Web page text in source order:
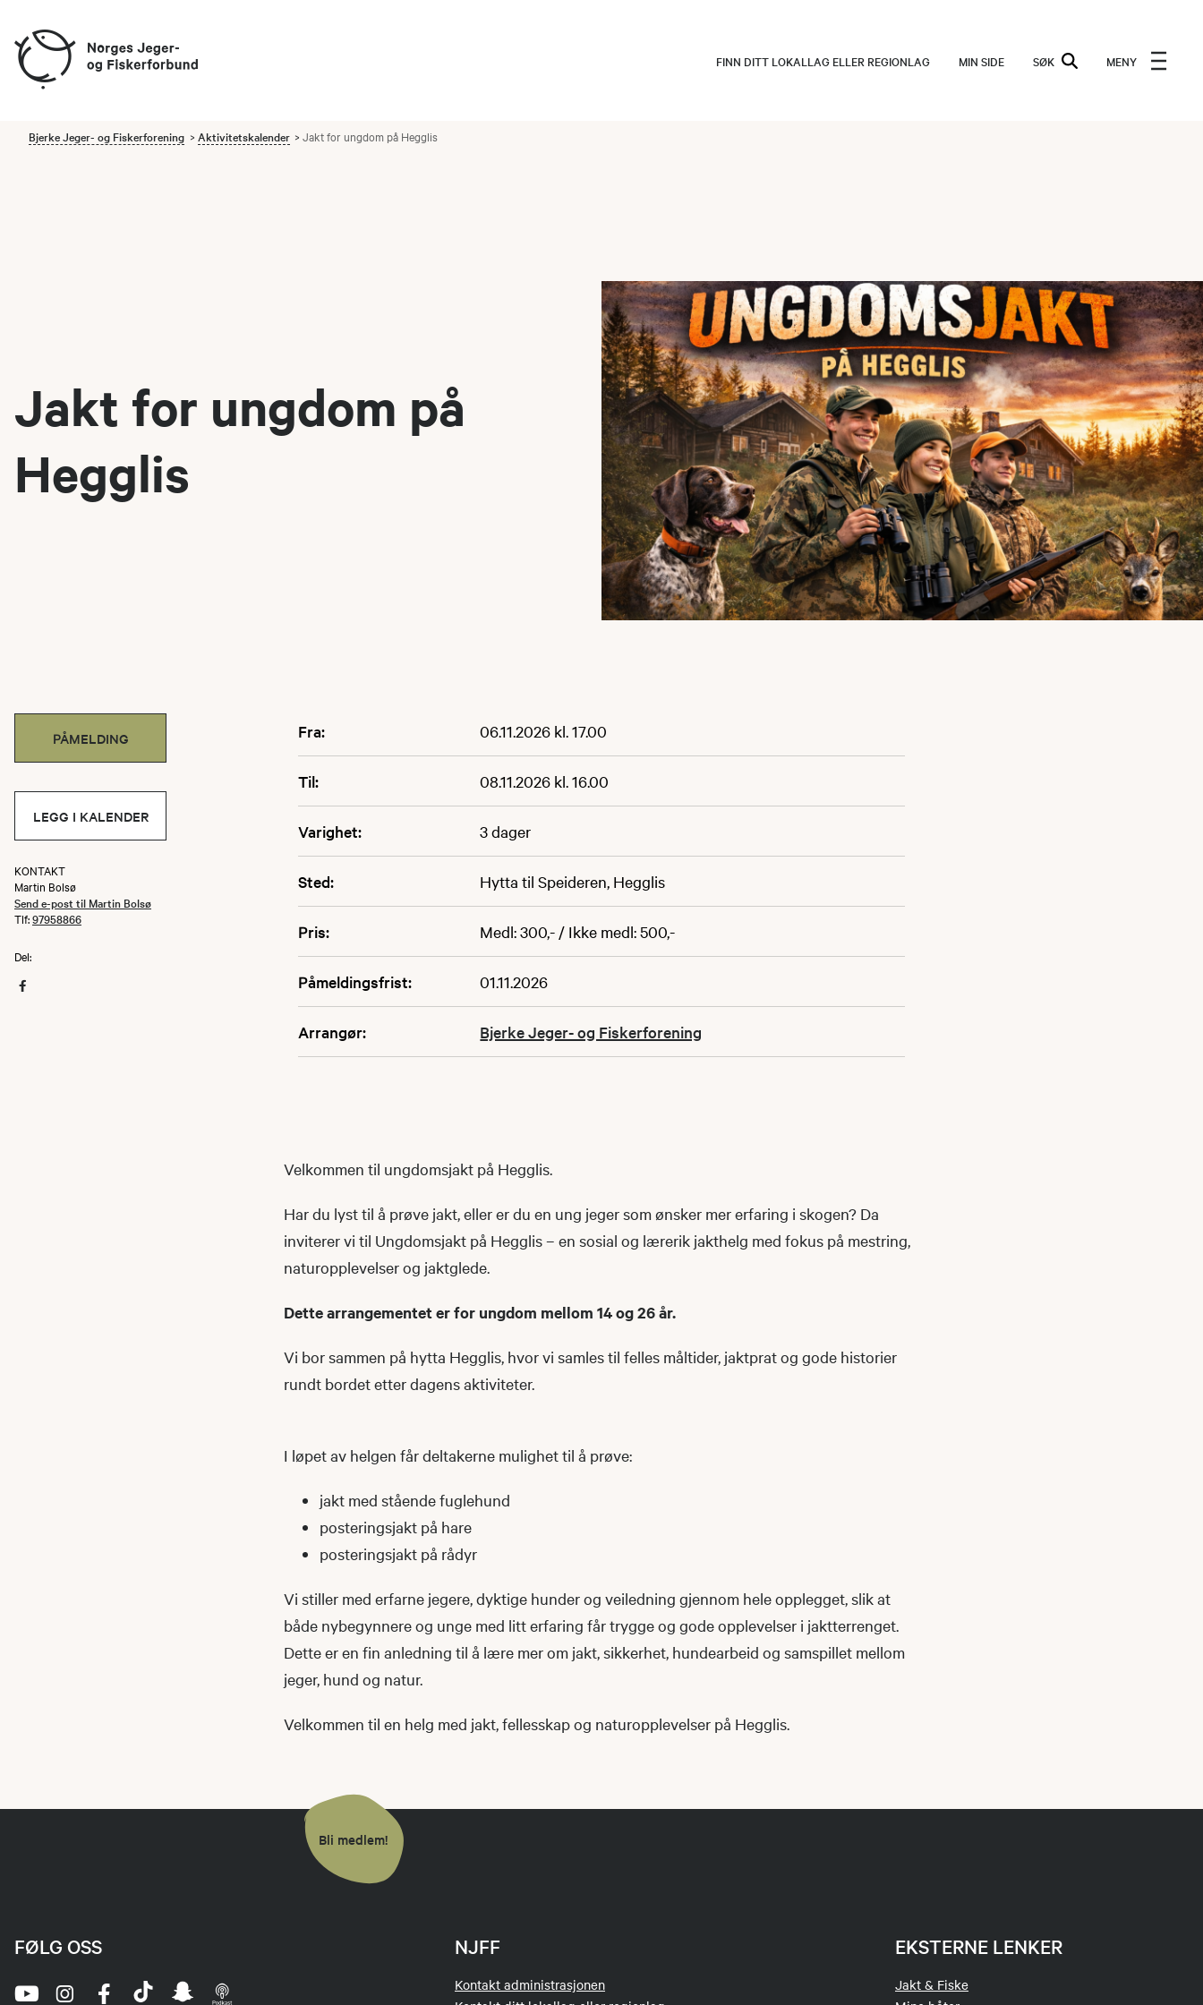
FINN DITT LOKALLAG ELLER REGIONLAG MIN SIDE SØK MENY
Bjerke Jeger- og Fiskerforening Aktivitetskalender Jakt for ungdom på Hegglis
Jakt for ungdom på
Hegglis
Fra: 06.11.2026 kl. 17.00
Til: 08.11.2026 kl. 16.00
Varighet: 3 dager
Sted: Hytta til Speideren, Hegglis
Pris: Medl: 300,- / Ikke medl: 500,-
Påmeldingsfrist: 01.11.2026
Arrangør: Bjerke Jeger- og Fiskerforening
PÅMELDING
LEGG I KALENDER
KONTAKT
Martin Bolsø
Send e-post til Martin Bolsø
Tlf:97958866
Del:
Velkommen til ungdomsjakt på Hegglis.
Har du lyst til å prøve jakt, eller er du en ung jeger som ønsker mer erfaring i skogen? Da
inviterer vi til Ungdomsjakt på Hegglis – en sosial og lærerik jakthelg med fokus på mestring,
naturopplevelser og jaktglede.
Dette arrangementet er for ungdom mellom 14 og 26 år.
Vi bor sammen på hytta Hegglis, hvor vi samles til felles måltider, jaktprat og gode historier
rundt bordet etter dagens aktiviteter.
I løpet av helgen får deltakerne mulighet til å prøve:
jakt med stående fuglehund
posteringsjakt på hare
posteringsjakt på rådyr
Vi stiller med erfarne jegere, dyktige hunder og veiledning gjennom hele opplegget, slik at
både nybegynnere og unge med litt erfaring får trygge og gode opplevelser i jaktterrenget.
Dette er en fin anledning til å lære mer om jakt, sikkerhet, hundearbeid og samspillet mellom
jeger, hund og natur.
Velkommen til en helg med jakt, fellesskap og naturopplevelser på Hegglis.
Bli medlem!
NJFF
Kontakt administrasjonen
EKSTERNE LENKER
Jakt & Fiske
FØLG OSS